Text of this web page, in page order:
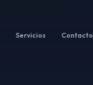
Servicios Contacto